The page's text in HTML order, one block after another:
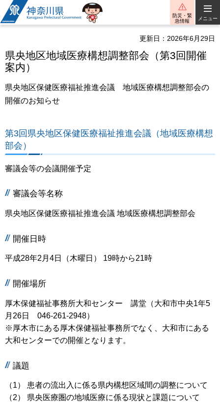
神奈川県
防災・緊
急情報
メニュー
更新日：2026年6月29日
県央地区地域医療構想調整部会（第3回開催
案内）
県央地区保健医療福祉推進会議 地域医療構想調整部会の
開催のお知らせ
第3回県央地区保健医療福祉推進会議（地域医療構想
部会）
審議会等の会議開催予定
審議会等名称
県央地区保健医療福祉推進会議 地域医療構想調整部会
開催日時
平成28年2月4日（木曜日） 19時から21時
開催場所
厚木保健福祉事務所大和センター 講堂（大和市中央1年5
月26日 046-261-2948）
※厚木市にある厚木保健福祉事務所でなく、大和市にある
大和センターでの開催となります。
議題
（1） 患者の流出入に係る県内構想区域間の調整について
（2） 県央医療圏の地域医療に係る現状と課題について